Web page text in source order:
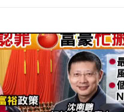
未來帳戶」三讀 行政院：編預
靈】慈濟遭詐10.6億未提告 網